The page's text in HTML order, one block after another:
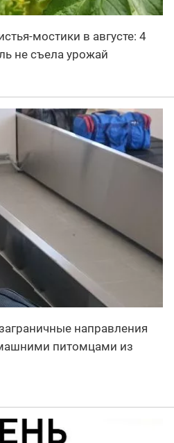
мостики в августе: 4
не съела урожай
направления
питомцами из